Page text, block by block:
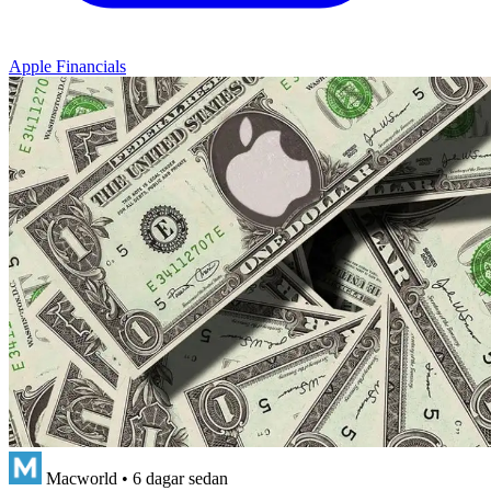
Apple Financials
Macworld • 6 dagar sedan